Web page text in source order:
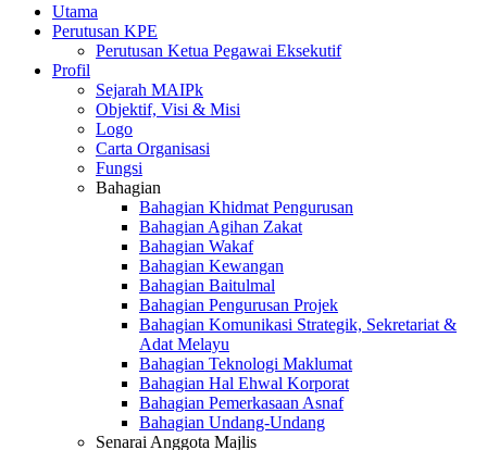
Utama
Perutusan KPE
Perutusan Ketua Pegawai Eksekutif
Profil
Sejarah MAIPk
Objektif, Visi & Misi
Logo
Carta Organisasi
Fungsi
Bahagian
Bahagian Khidmat Pengurusan
Bahagian Agihan Zakat
Bahagian Wakaf
Bahagian Kewangan
Bahagian Baitulmal
Bahagian Pengurusan Projek
Bahagian Komunikasi Strategik, Sekretariat &
Adat Melayu
Bahagian Teknologi Maklumat
Bahagian Hal Ehwal Korporat
Bahagian Pemerkasaan Asnaf
Bahagian Undang-Undang
Senarai Anggota Majlis